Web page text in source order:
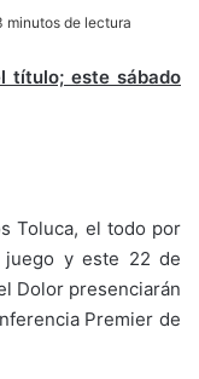
minutos de lectura
título; este sábado
Toluca, el todo por
y este 22 de
Dolor presenciarán
Premier de